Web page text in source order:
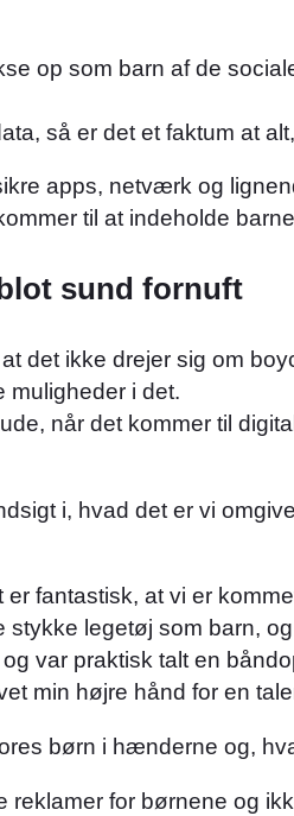
op som barn af de
så er det et faktum at
apps, netværk og
til at indeholde
sund fornuft
det ikke drejer sig om
muligheder i det.
når det kommer til
i, hvad det er vi
fantastisk, at vi er
legetøj som barn, og
var praktisk talt en
min højre hånd for en
børn i hænderne og,
reklamer for børnene og